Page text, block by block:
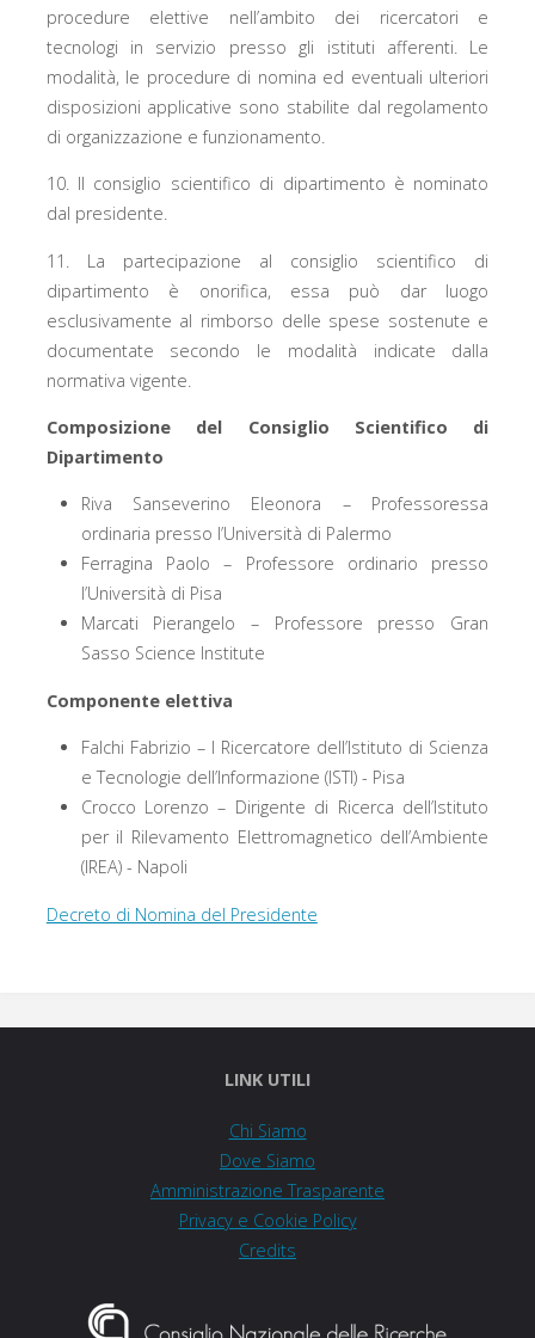
procedure elettive nell’ambito dei ricercatori e
tecnologi in servizio presso gli istituti afferenti. Le
modalità, le procedure di nomina ed eventuali ulteriori
disposizioni applicative sono stabilite dal regolamento
di organizzazione e funzionamento.
10. Il consiglio scientifico di dipartimento è nominato
dal presidente.
11. La partecipazione al consiglio scientifico di
dipartimento è onorifica, essa può dar luogo
esclusivamente al rimborso delle spese sostenute e
documentate secondo le modalità indicate dalla
normativa vigente.
Composizione del Consiglio Scientifico di
Dipartimento
Riva Sanseverino Eleonora – Professoressa
ordinaria presso l’Università di Palermo
Ferragina Paolo – Professore ordinario presso
l’Università di Pisa
Marcati Pierangelo – Professore presso Gran
Sasso Science Institute
Componente elettiva
Falchi Fabrizio – I Ricercatore dell’Istituto di Scienza
e Tecnologie dell’Informazione (ISTI) - Pisa
Crocco Lorenzo – Dirigente di Ricerca dell’Istituto
per il Rilevamento Elettromagnetico dell’Ambiente
(IREA) - Napoli
Decreto di Nomina del Presidente
LINK UTILI
Chi Siamo
Dove Siamo
Amministrazione Trasparente
Privacy e Cookie Policy
Credits